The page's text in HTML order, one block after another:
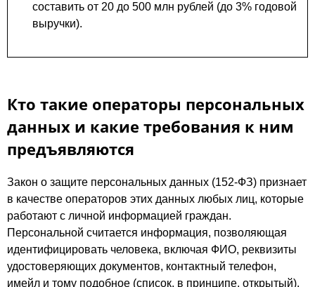
составить от 20 до 500 млн рублей (до 3% годовой
выручки).
Кто такие операторы персональных
данных и какие требования к ним
предъявляются
Закон о защите персональных данных (152-ФЗ) признает
в качестве операторов этих данных любых лиц, которые
работают с личной информацией граждан.
Персональной считается информация, позволяющая
идентифицировать человека, включая ФИО, реквизиты
удостоверяющих документов, контактный телефон,
имейл и тому подобное (список, в принципе, открытый).